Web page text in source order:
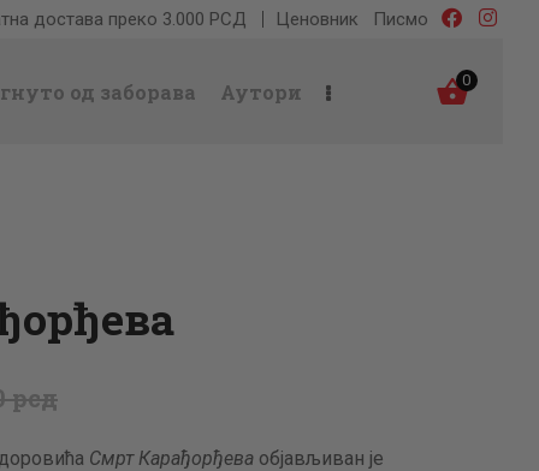
достава преко 3.000 РСД Ценовник Писмо
од заборава Аутори 0
рсд
Смрт Карађорђева објав­љиван је